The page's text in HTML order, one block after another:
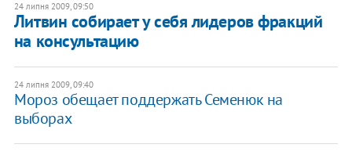
24 липня 2009, 09:50
Литвин собирает у себя лидеров фракций
на консультацию
24 липня 2009, 09:40
Мороз обещает поддержать Семенюк на
выборах